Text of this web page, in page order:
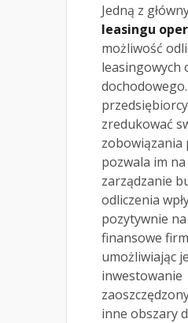
Jedną z
leasingu
możliwość
leasingowych
zredukować
zobowiązania
pozwala im
zarządzanie
odliczenia
pozytywnie
finansowe
umożliwiając
inwestowanie
inne obszary